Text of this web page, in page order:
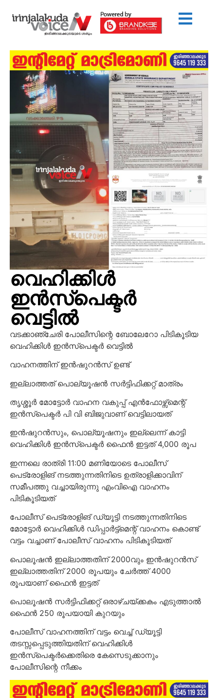
വെഹിക്കിൾ
ഇൻസ്പെക്ടർ
വെട്ടിൽ
വടക്കാഞ്ചേരി പോലീസിന്റെ ബോലേറോ പിടികൂടിയ
വെഹിക്കിൾ ഇൻസ്പെക്ടർ വെട്ടിൽ
വാഹനത്തിന് ഇൻഷുറൻസ് ഉണ്ട്
ഇല്ലാത്തത് പൊല്യൂഷൻ സർട്ടിഫിക്കറ്റ് മാത്രം
തൃശ്ശൂർ മോട്ടോർ വാഹന വകുപ്പ് എൻഫോഴ്സ്മെന്റ്
ഇൻസ്പെക്ടർ പി വി ബിജുവാണ് വെട്ടിലായത്
ഇൻഷുറൻസും, പൊല്യൂഷനും ഇല്ലെന്ന് കാട്ടി
വെഹിക്കിൾ ഇൻസ്പെക്ടർ ഫൈൻ ഇട്ടത് 4,000 രൂപ
ഇന്നലെ രാത്രി 11:00 മണിയോടെ പോലീസ്
പെട്രോളിങ് നടത്തുന്നതിനിടെ ഉത്രാളിക്കാവിന്
സമീപത്തു വച്ചായിരുന്നു എംവിഐ വാഹനം
പിടികൂടിയത്
പോലീസ് പെട്രോളിങ് ഡ്യൂട്ടി നടത്തുന്നതിനിടെ
മോട്ടോർ വെഹിക്കിൾ ഡിപ്പാർട്ട്മെന്റ് വാഹനം കൊണ്ട്
വട്ടം വച്ചാണ് പോലീസ് വാഹനം പിടികൂടിയത്
പൊലൂഷൻ ഇല്ലാത്തതിന് 2000വും ഇൻഷുറൻസ്
ഇല്ലാത്തതിന് 2000 രൂപയും ചേർത്ത് 4000
രൂപയാണ് ഫൈൻ ഇട്ടത്
പൊലൂഷൻ സർട്ടിഫിക്കറ്റ് ഒരാഴ്ചയ്ക്കകം എടുത്താൽ
ഫൈൻ 250 രൂപയായി കുറയും
പോലീസ് വാഹനത്തിന് വട്ടം വെച്ച് ഡ്യൂട്ടി
തടസ്സപ്പെടുത്തിയതിന് വെഹിക്കിൾ
ഇൻസ്പെക്ടർക്കെതിരെ കേസെടുക്കാനും
പോലീസിന്റെ നീക്കം